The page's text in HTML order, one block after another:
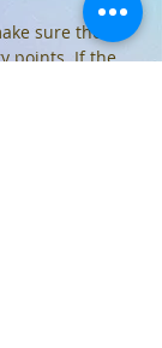
sure the
points. If the